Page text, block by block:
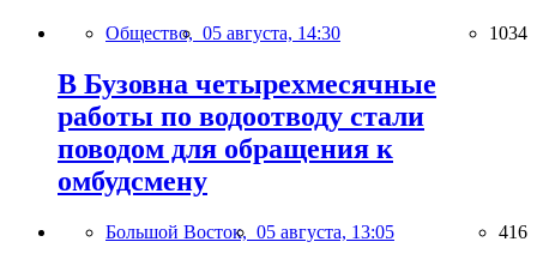
Общество, 05 августа, 14:30 1034
В Бузовна четырехмесячные
работы по водоотводу стали
поводом для обращения к
омбудсмену
Большой Восток, 05 августа, 13:05 416